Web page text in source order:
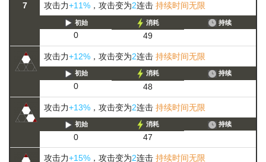
7 攻击力+11% ，攻击变为2连击 持续时间无限
初始
0
消耗
49
持续
攻击力+12% ，攻击变为2连击 持续时间无限
初始
0
消耗
48
持续
攻击力+13% ，攻击变为2连击 持续时间无限
初始
0
消耗
47
持续
攻击力+15% ，攻击变为2连击 持续时间无限